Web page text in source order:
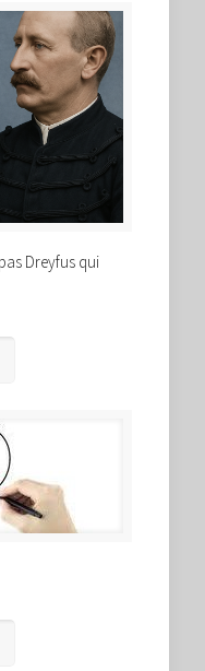
Dreyfus qui